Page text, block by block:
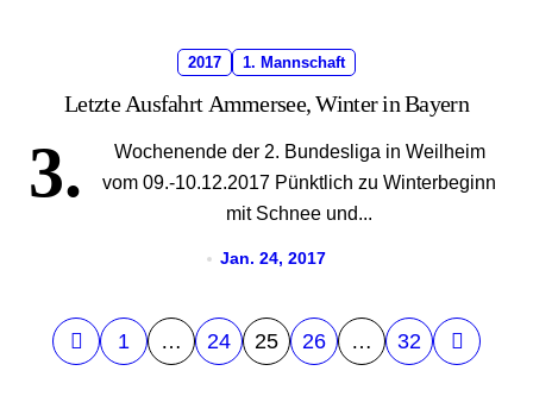
2017 1. Mannschaft
Letzte Ausfahrt Ammersee, Winter in Bayern
3.
Wochenende der 2. Bundesliga in Weilheim
vom 09.-10.12.2017 Pünktlich zu Winterbeginn
mit Schnee und...
Jan. 24, 2017
S
1 … 24 25 26 … 32